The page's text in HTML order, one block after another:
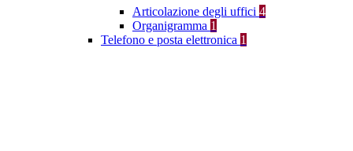
Articolazione degli uffici 4
Organigramma 1
Telefono e posta elettronica 1